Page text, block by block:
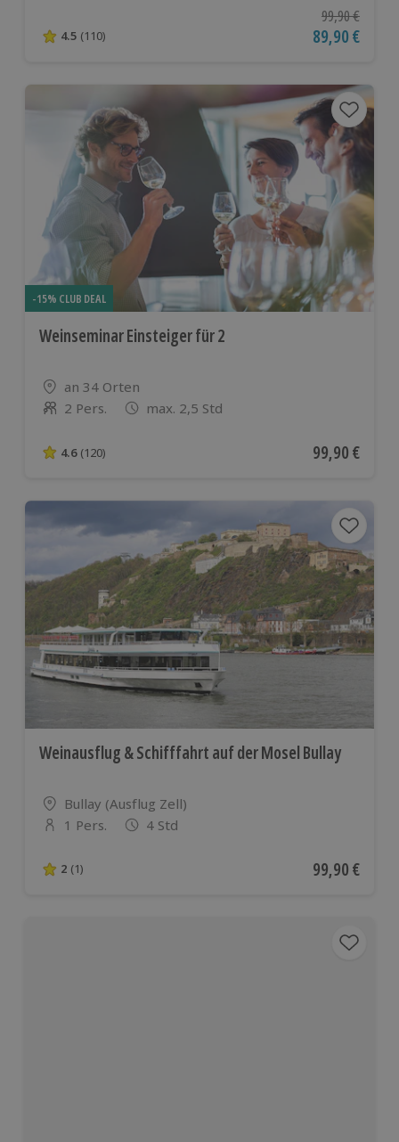
4.5 von 5 Sternen basierend auf 110 Bewertungen
4.5 (110)
99,90 €
Aktueller
89,90 €
-15% CLUB DEAL
Weinseminar Einsteiger für 2
Standort
an 34 Orten
Anzahl der Teilnehmer
2 Pers. max. 2,5 Std
4.6 von 5 Sternen basierend auf 120 Bewertungen
4.6 (120) Aktueller
99,90 €
Weinausflug & Schifffahrt auf der Mosel Bullay
Standort
Bullay (Ausflug Zell)
Anzahl der Teilnehmer
1 Pers. 4 Std
2 von 5 Sternen basierend auf 1 Bewertungen
2 (1) Aktueller
99,90 €